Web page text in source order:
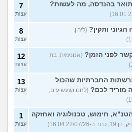
בהנדסה, מה לעשות? 7
עצות
ותקין? (לירון,
8
עצות
לפני הזמן? (אנונימית, בת
12
עצות
החברתיות שהכול
מוריד לכם? (לחם ושעשועים,
13
עצות
חימוש, טכנולוגיה ואחזקה
22/07/26 16:04)
1
עצות